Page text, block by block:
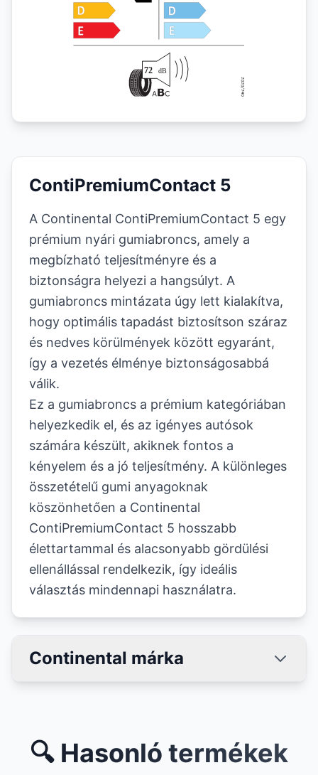
ContiPremiumContact 5
A Continental ContiPremiumContact 5 egy
prémium nyári gumiabroncs, amely a
megbízható teljesítményre és a
biztonságra helyezi a hangsúlyt. A
gumiabroncs mintázata úgy lett kialakítva,
hogy optimális tapadást biztosítson száraz
és nedves körülmények között egyaránt,
így a vezetés élménye biztonságosabbá
válik.
Ez a gumiabroncs a prémium kategóriában
helyezkedik el, és az igényes autósok
számára készült, akiknek fontos a
kényelem és a jó teljesítmény. A különleges
összetételű gumi anyagoknak
köszönhetően a Continental
ContiPremiumContact 5 hosszabb
élettartammal és alacsonyabb gördülési
ellenállással rendelkezik, így ideális
választás mindennapi használatra.
Continental márka
🔍 Hasonló termékek